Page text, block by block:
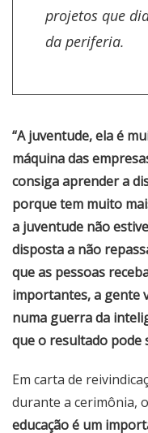
projetos que
da periferia.
“A juventude, ela é
máquina das
consiga aprender a
porque tem muito
a juventude não
disposta a não
que as pessoas
importantes, a gente
numa guerra da
que o resultado pode
Em carta de
durante a cerimônia,
educação é um